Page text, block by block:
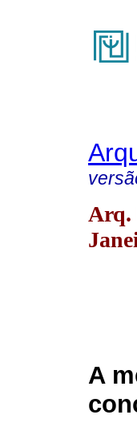
Arq.
A